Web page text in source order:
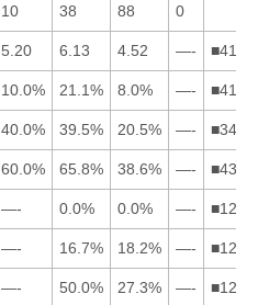
10 38 88 0
5.20 6.13 4.52 —-
10.0% 21.1% 8.0% —-
40.0% 39.5% 20.5% —-
60.0% 65.8% 38.6% —-
—- 0.0% 0.0% —-
—- 16.7% 18.2% —-
—- 50.0% 27.3% —-